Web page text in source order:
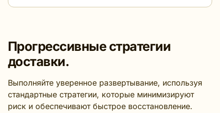
Прогрессивные стратегии
доставки.
Выполняйте уверенное развертывание, используя
стандартные стратегии, которые минимизируют
риск и обеспечивают быстрое восстановление.